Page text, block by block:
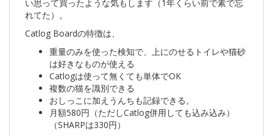
い思って買ったような気もします（1年くらい前で素で忘
れてた）。
Catlog Boardの特徴は、
重量のみを使った検知で、上にのせるトイレや猫砂
は好きなものが使える
Catlogは使って無くても単体でOK
複数の猫を識別できる
おしっこに加えうんちも記録できる。
月額580円（ただしCatlog併用しても込み込み）
（SHARPは330円）